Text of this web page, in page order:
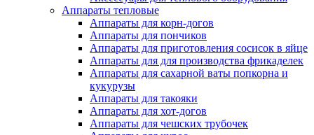
Аппараты тепловые
Аппараты для корн-догов
Аппараты для пончиков
Аппараты для приготовления сосисок в яйце
Аппараты для для производства фрикаделек
Аппараты для сахарной ваты попкорна и
кукурузы
Аппараты для такояки
Аппараты для хот-догов
Аппараты для чешских трубочек